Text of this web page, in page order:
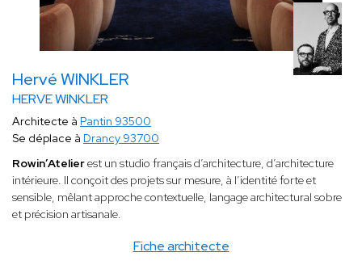
Hervé WINKLER
HERVE WINKLER
Fiche architecte
Architecte à Pantin 93500
Se déplace à Drancy 93700
Rowin’Atelierest un studio français d’architecture, d’architecture
intérieure. Il conçoit des projets sur mesure, à l’identité forte et
sensible, mêlant approche contextuelle, langage architectural sobre
et précision artisanale.